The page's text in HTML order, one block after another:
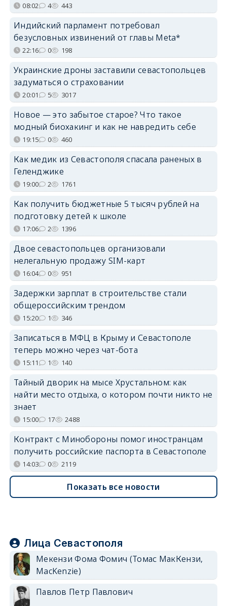
08:02 4 443
Индийский парламент потребовал
безусловных извинений от главы Meta*
22:16 0 198
Украинские дроны заставили севастопольцев
задуматься о страховании
20:01 5 3017
Новое — это забытое старое? Что такое
модный биохакинг и как не навредить себе
19:15 0 460
Как медик из Севастополя спасала раненых в
Геленджике
19:00 2 1761
Как получить бюджетные 5 тысяч рублей на
подготовку детей к школе
17:06 2 1396
Двое севастопольцев организовали
нелегальную продажу SIM-карт
16:04 0 951
Задержки зарплат в строительстве стали
общероссийским трендом
15:20 1 346
Записаться в МФЦ в Крыму и Севастополе
теперь можно через чат-бота
15:11 1 140
Тайный дворик на мысе Хрустальном: как
найти место отдыха, о котором почти никто не
знает
15:00 17 2488
Контракт с Минобороны помог иностранцам
получить российские паспорта в Севастополе
14:03 0 2119
Показать все новости
Лица Севастополя
Мекензи Фома Фомич (Томас МакКензи,
MacKenzie)
Павлов Петр Павлович